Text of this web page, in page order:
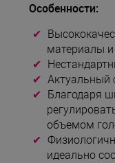
Особенности:
материалы
Актуальный
Благодаря
объемом
идеально